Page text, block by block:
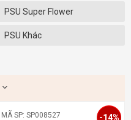
PSU Super Flower
PSU Khác
MÃ SP: SP008527 -14%